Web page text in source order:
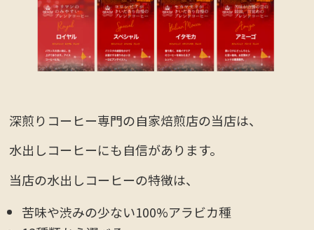
深煎りコーヒー専門の自家焙煎店の当店は、
水出しコーヒーにも自信があります。
当店の水出しコーヒーの特徴は、
苦味や渋みの少ない100%アラビカ種